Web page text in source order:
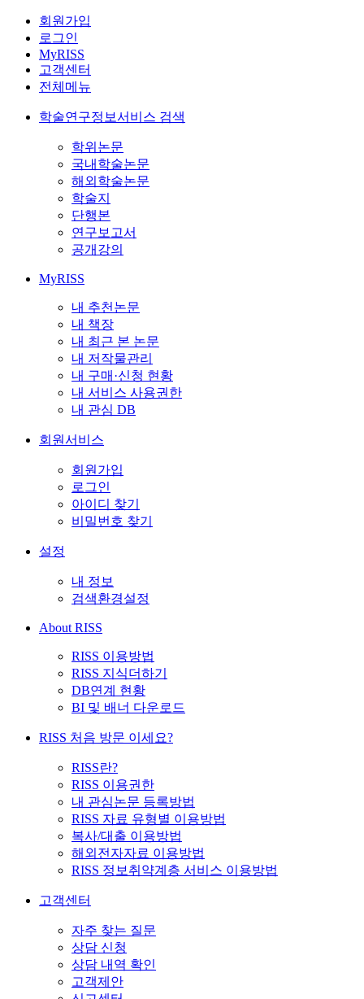
회원가입
로그인
MyRISS
고객센터
전체메뉴
학술연구정보서비스 검색
학위논문
국내학술논문
해외학술논문
학술지
단행본
연구보고서
공개강의
MyRISS
내 추천논문
내 책장
내 최근 본 논문
내 저작물관리
내 구매·신청 현황
내 서비스 사용권한
내 관심 DB
회원서비스
회원가입
로그인
아이디 찾기
비밀번호 찾기
설정
내 정보
검색환경설정
About RISS
RISS 이용방법
RISS 지식더하기
DB연계 현황
BI 및 배너 다운로드
RISS 처음 방문 이세요?
RISS란?
RISS 이용권한
내 관심논문 등록방법
RISS 자료 유형별 이용방법
복사/대출 이용방법
해외전자자료 이용방법
RISS 정보취약계층 서비스 이용방법
고객센터
자주 찾는 질문
상담 신청
상담 내역 확인
고객제안